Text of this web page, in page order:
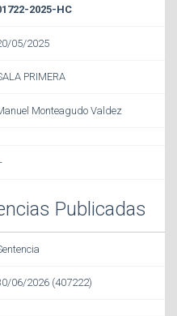
2025-HC
05/2025
PRIMERA
Monteagudo Valdez
Publicadas
06/2026 (407222)